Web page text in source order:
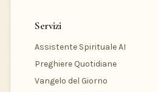
Servizi
Assistente Spirituale AI
Preghiere Quotidiane
Vangelo del Giorno